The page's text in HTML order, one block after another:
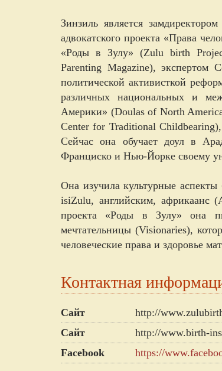
Зинзиль является
адвокатского проекта «Права
«Роды в Зулу» (Zulu birth
Parenting Magazine), экспертом
политической активисткой
различных национальных и
Америки» (Doulas of North
Center for Traditional
Сейчас она обучает доул в
Франциско и Нью-Йорке своему
Она изучила культурные
isiZulu, английским, африкаанс
проекта «Роды в Зулу» она
мечтательницы (Visionaries),
человеческие права и здоровье
Контактная
Сайт
http://
Сайт
http://www.birth-
Facebook
https://